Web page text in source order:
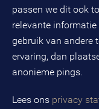
passen we dit ook
relevante
gebruik van andere
ervaring, dan
anonieme pings.
Lees ons privacy
Volg ons op social
BMC is een